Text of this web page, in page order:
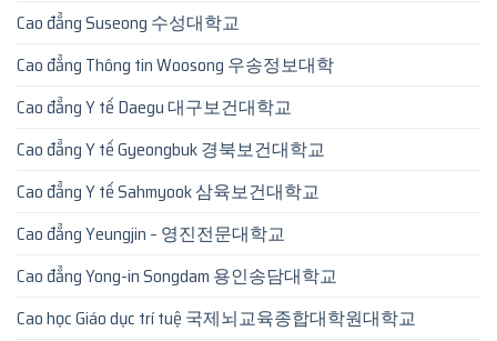
Cao đẳng Suseong 수성대학교
Cao đẳng Thông tin Woosong 우송정보대학
Cao đẳng Y tế Daegu 대구보건대학교
Cao đẳng Y tế Gyeongbuk 경북보건대학교
Cao đẳng Y tế Sahmyook 삼육보건대학교
Cao đẳng Yeungjin – 영진전문대학교
Cao đẳng Yong-in Songdam 용인송담대학교
Cao học Giáo dục trí tuệ 국제뇌교육종합대학원대학교